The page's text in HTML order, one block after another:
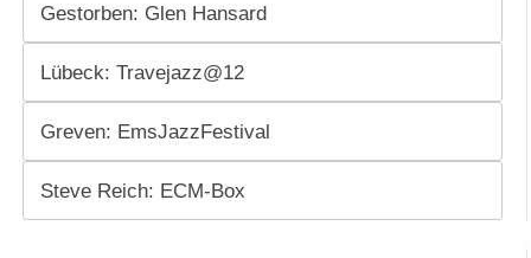
Gestorben: Glen Hansard
Lübeck: Travejazz@12
Greven: EmsJazzFestival
Steve Reich: ECM-Box